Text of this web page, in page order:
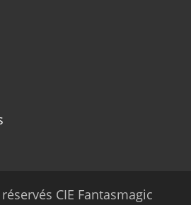
CIE Fantasmagic